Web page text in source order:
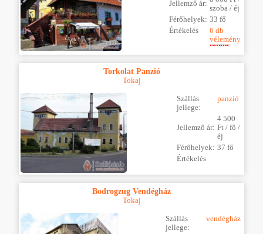
Jellemző ár:
szoba / éj
Férőhelyek: 33 fő
Értékelés
6 db
vélemény
Torkolat Panzió
Tokaj
Szállás
jellege:
panzió
Jellemző ár:
4 500
Ft / fő /
éj
Férőhelyek: 37 fő
Értékelés
Bodrogzug Vendégház
Tokaj
Szállás
jellege:
vendégház